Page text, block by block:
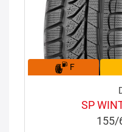
F
SP
155/